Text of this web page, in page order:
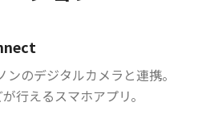
のデジタルカメラと連携。
行えるスマホアプリ。